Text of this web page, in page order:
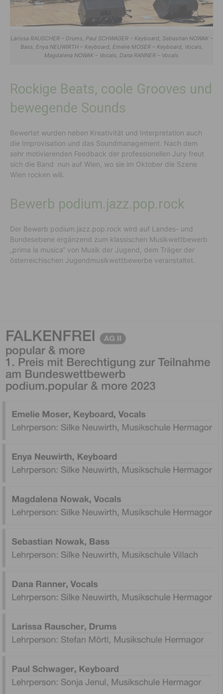
Larissa RAUSCHER – Drums, Paul SCHWAGER – Keyboard, Sebastian NOWAK –
Bass, Enya NEUWIRTH – Keyboard, Emelie MOSER – Keyboard, Vocals,
Magdalena NOWAK – Vocals, Dana RANNER – Vocals
Rockige Beats, coole Grooves und
bewegende Sounds
Bewertet wurden neben Kreativität und Interpretation auch
die Improvisation und das Soundmanagement. Nach dem
sehr motivierenden Feedback der professionellen Jury freut
sich die Band nun auf Wien, wo sie im Oktober die Szene
Wien rocken will.
Bewerb podium.jazz.pop.rock
Der Bewerb podium.jazz.pop.rock wird auf Landes- und
Bundesebene ergänzend zum klassischen Musikwettbewerb
„prima la musica“ von Musik der Jugend, dem Träger der
österreichischen Jugendmusikwettbewerbe veranstaltet.